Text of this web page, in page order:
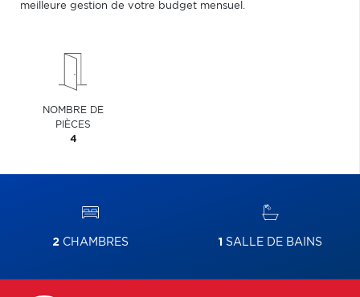
meilleure gestion de votre budget mensuel.
NOMBRE DE
PIÈCES
4
2CHAMBRES 1 SALLE DE BAINS